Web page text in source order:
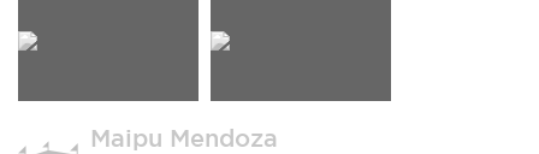
Maipu Mendoza